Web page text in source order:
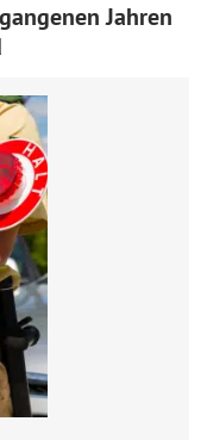
Jahren